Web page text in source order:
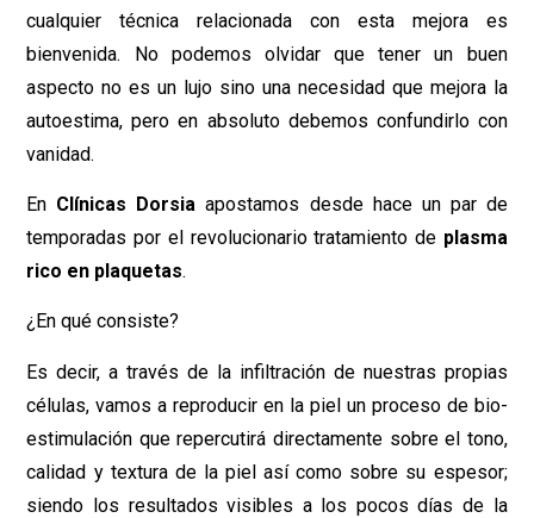
cualquier técnica relacionada con esta mejora es
bienvenida. No podemos olvidar que tener un buen
aspecto no es un lujo sino una necesidad que mejora la
autoestima, pero en absoluto debemos confundirlo con
vanidad.
En Clínicas Dorsia apostamos desde hace un par de
temporadas por el revolucionario tratamiento de plasma
rico en plaquetas.
¿En qué consiste?
Es decir, a través de la infiltración de nuestras propias
células, vamos a reproducir en la piel un proceso de bio-
estimulación que repercutirá directamente sobre el tono,
calidad y textura de la piel así como sobre su espesor;
siendo los resultados visibles a los pocos días de la